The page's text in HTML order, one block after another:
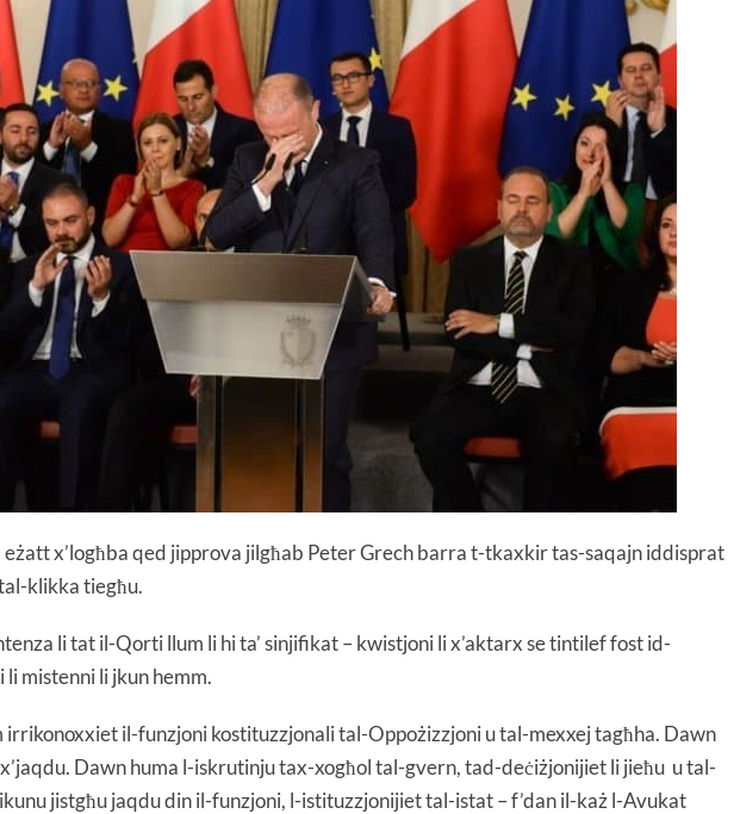
x’logħba qed jipprova jilgħab Peter Grech barra t-tkaxkir tas-saqajn iddisprat
klikka tiegħu.
li tat il-Qorti llum li hi ta’ sinjifikat – kwistjoni li x’aktarx se tintilef fost id-
mistenni li jkun hemm.
il-funzjoni kostituzzjonali tal-Oppożizzjoni u tal-mexxej tagħha. Dawn
Dawn huma l-iskrutinju tax-xogħol tal-gvern, tad-deċiżjonijiet li jieħu u tal-
jistgħu jaqdu din il-funzjoni, l-istituzzjonijiet tal-istat – f’dan il-każ l-Avukat